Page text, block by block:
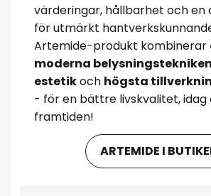
värderingar, hållbarhet och en
för utmärkt
Artemide-produkt kombinerar
moderna belysningstekniken
estetikoch högsta
- för en bättre livskvalitet, idag
framtiden!
ARTEMIDE I